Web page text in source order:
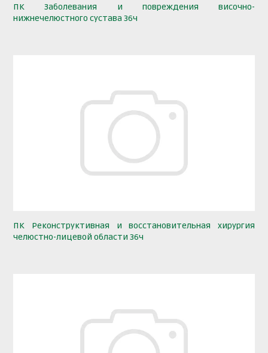
ПК Заболевания и повреждения височно-
нижнечелюстного сустава 36ч
ПК Реконструктивная и восстановительная хирургия
челюстно-лицевой области 36ч